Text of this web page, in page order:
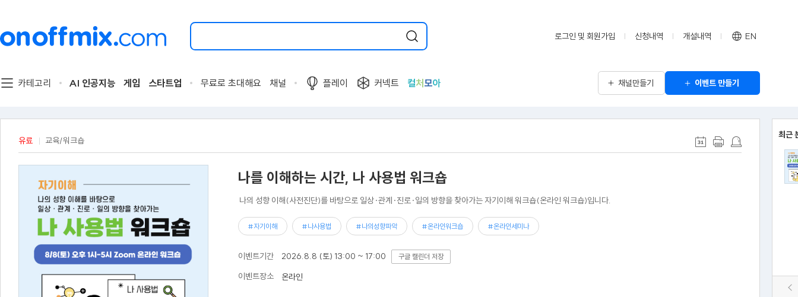
검
할
트
해
요.
로그인 및 회원가입 신청내역 개설내역 EN
카테고리 AI 인공지능 게임 스타트업 무료로 초대해요 채널 플레이 커넥트 컬처 모아 채널만들기 이벤트 만들기
최근
유료 교육/워크숍
나를 이해하는 시간, 나 사용법 워크숍
나의 성향 이해(사전진단)를 바탕으로 일상·관계·진로·일의 방향을 찾아가는 자기이해 워크숍(온라인 워크숍)입니다.
#자기이해 #나사용법 #나의성향파악 #온라인워크숍 #온라인세미나
이벤트기간 2026.8.8 (토) 13:00 ~ 17:00 구글 캘린더 저장
이벤트장소 온라인